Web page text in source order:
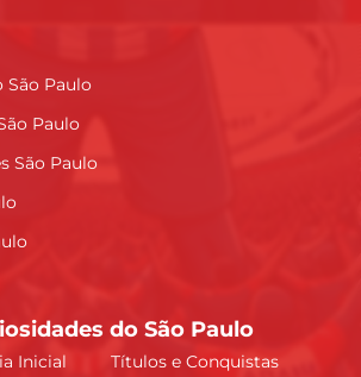
Paulo
Paulo
São Paulo
do São Paulo
Inicial
Títulos e Conquistas